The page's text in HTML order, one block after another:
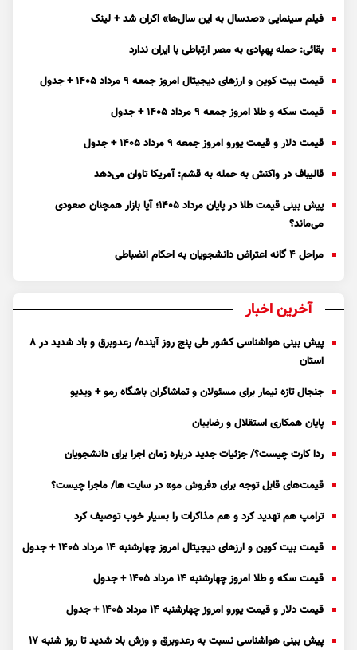
فیلم سینمایی «صدسال به این سال‌ها» اکران شد + لینک
بقائی: حمله پهپادی به مصر ارتباطی با ایران ندارد
قیمت بیت کوین و ارز‌های دیجیتال امروز جمعه ۹ مرداد ۱۴۰۵ + جدول
قیمت سکه و طلا امروز جمعه ۹ مرداد ۱۴۰۵ + جدول
قیمت دلار و قیمت یورو امروز جمعه ۹ مرداد ۱۴۰۵ + جدول
قالیباف در واکنش به حمله به قشم: آمریکا تاوان می‌دهد
پیش بینی قیمت طلا در پایان مرداد 1405؛ آیا بازار همچنان صعودی
می‌ماند؟
مراحل ۴ گانه اعتراض دانشجویان به احکام انضباطی
آخرین اخبار
پیش بینی هواشناسی کشور طی پنج روز آینده/ رعدوبرق و باد شدید در ۸
استان
جنجال تازه نیمار برای مسئولان و تماشاگران باشگاه رمو + ویدیو
پایان همکاری استقلال و رضاییان
ردا کارت چیست؟/ جزئیات جدید درباره زمان اجرا برای دانشجویان
قیمت‌های قابل توجه برای «فروش مو» در سایت ها/ ماجرا چیست؟
ترامپ هم تهدید کرد و هم مذاکرات را بسیار خوب توصیف کرد
قیمت بیت کوین و ارز‌های دیجیتال امروز چهارشنبه ۱۴ مرداد ۱۴۰۵ + جدول
قیمت سکه و طلا امروز چهارشنبه ۱۴ مرداد ۱۴۰۵ + جدول
قیمت دلار و قیمت یورو امروز چهارشنبه ۱۴ مرداد ۱۴۰۵ + جدول
پیش بینی هواشناسی نسبت به رعدوبرق و وزش باد شدید تا روز شنبه ۱۷